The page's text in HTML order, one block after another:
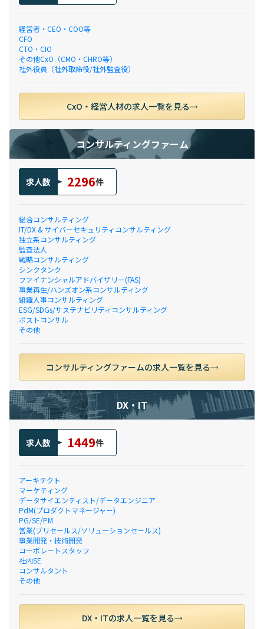
経営者・CEO・COO等
CFO
CTO・CIO
その他CxO（CMO・CHRO等）
社外役員（社外取締役/社外監査役）
CxO・経営人材の求人一覧を見る
コンサルティングファーム
求人数 2296件
総合コンサルティング
IT/DX & サイバーセキュリティコンサルティング
独立系コンサルティング
監査法人
戦略コンサルティング
シンクタンク
ファイナンシャルアドバイザリー(FAS)
事業再生/ハンズオン系コンサルティング
組織人事コンサルティング
ESG/SDGs/サステナビリティコンサルティング
ポストコンサル
その他
コンサルティングファームの求人一覧を見る
DX・IT
求人数 1449件
アーキテクト
マーケティング
データサイエンティスト/データエンジニア
PdM(プロダクトマネージャー)
PG/SE/PM
営業(プリセールス/ソリューションセールス)
事業開発・技術開発
コーポレートスタッフ
社内SE
コンサルタント
その他
DX・ITの求人一覧を見る